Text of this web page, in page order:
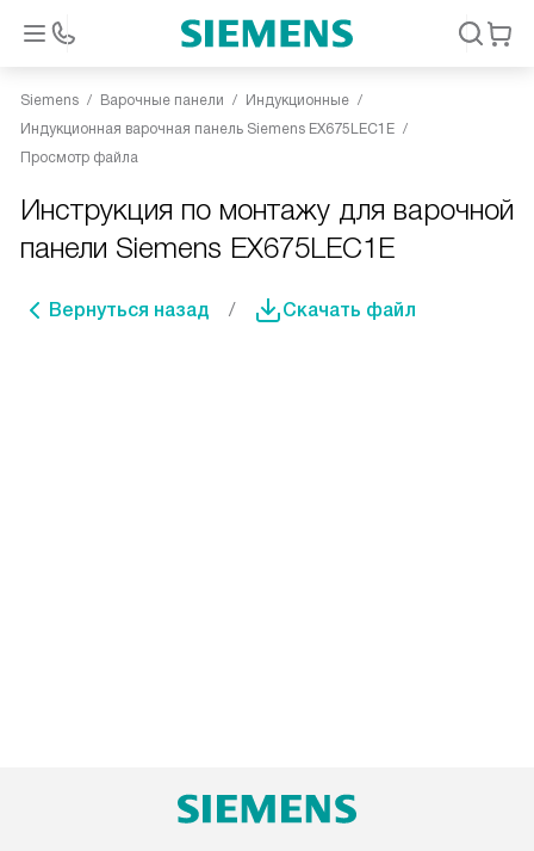
Siemens Варочные панели
Индукционные
Индукционная варочная панель Siemens EX675LEC1E
Просмотр файла
Инструкция по монтажу для варочной
панели Siemens EX675LEC1E
Вернуться назад Скачать файл